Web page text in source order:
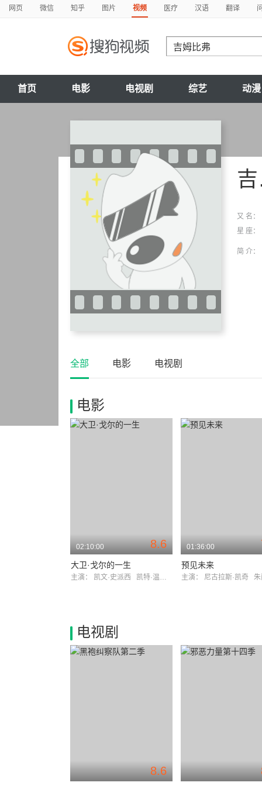
网页 微信 知乎 图片 视频 医疗 汉语 翻译
首页 电影 电视剧 综艺 动漫
吉姆比弗
又 名：
星 座：
简 介：
全部 电影 电视剧
电影
8.6
02:10:00
大卫·戈尔的一生
主演： 凯文·史派西 凯特·温斯莱特
01:36:00
预见未来
主演： 尼古拉斯·凯奇 朱
电视剧
8.6